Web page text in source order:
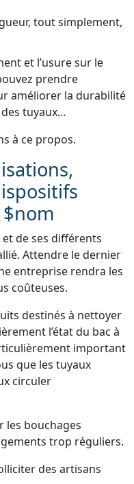
tout simplement,
et l’usure sur le
prendre
améliorer la durabilité
des tuyaux…
à ce propos.
$nom
de ses différents
Attendre le dernier
entreprise rendra les
coûteuses.
destinés à nettoyer
l’état du bac à
important
que les tuyaux
circuler
les bouchages
trop réguliers.
des artisans